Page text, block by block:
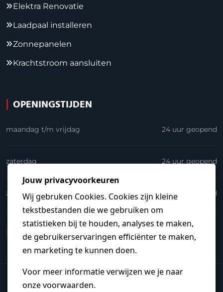
Elektra Renovatie
Laadpaal installeren
Zonnepanelen
Krachtstroom aansluiten
OPENINGSTIJDEN
maandag t/m vrijdag 24 uur geopend
zaterdag 24 uur geopend
zondag 24 uur geopend
© 2026Elektrakoning.nl